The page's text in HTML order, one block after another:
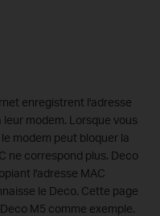
enregistrent l'adresse
modem. Lorsque vous
modem peut bloquer la
ne correspond plus. Deco
l'adresse MAC
le Deco. Cette page
M5 comme exemple.